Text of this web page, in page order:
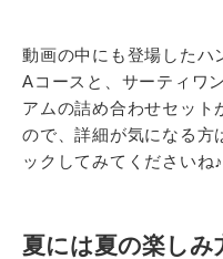
動画の中にも登場したハ
Aコースと、サーティワ
アムの詰め合わせセット
ので、詳細が気になる方
ックしてみてくださいね♪
夏には夏の楽しみ